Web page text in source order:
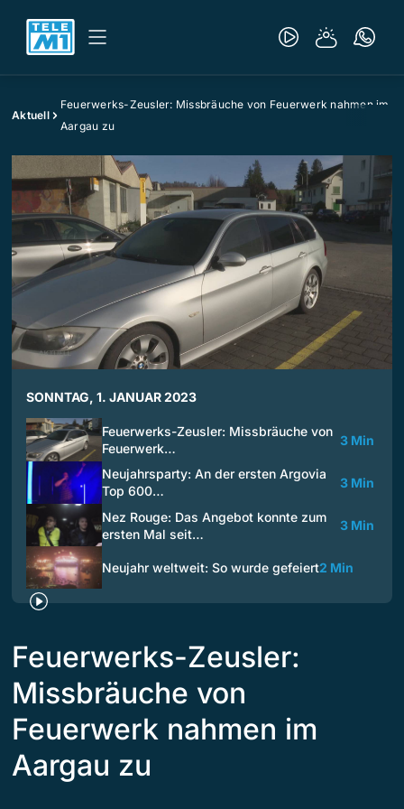
Aktuell
Feuerwerks-Zeusler: Missbräuche von Feuerwerk nahmen im
Aargau zu
SONNTAG, 1. JANUAR 2023
Feuerwerks-Zeusler: Missbräuche von
Feuerwerk…
3 Min
Neujahrsparty: An der ersten Argovia
Top 600…
3 Min
Nez Rouge: Das Angebot konnte zum
ersten Mal seit…
3 Min
Neujahr weltweit: So wurde gefeiert2 Min
Feuerwerks-Zeusler:
Missbräuche von
Feuerwerk nahmen im
Aargau zu